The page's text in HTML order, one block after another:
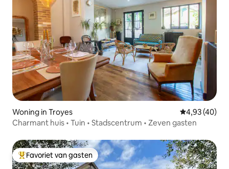
Woning in Troyes Gemiddelde
4,93 (40)
Charmant huis • Tuin • Stadscentrum • Zeven gasten
Topfavoriet van gasten
Favoriet van gasten